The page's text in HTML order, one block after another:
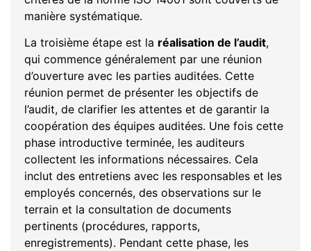
manière systématique.
La troisième étape est la réalisation de l’audit,
qui commence généralement par une réunion
d’ouverture avec les parties auditées. Cette
réunion permet de présenter les objectifs de
l’audit, de clarifier les attentes et de garantir la
coopération des équipes auditées. Une fois cette
phase introductive terminée, les auditeurs
collectent les informations nécessaires. Cela
inclut des entretiens avec les responsables et les
employés concernés, des observations sur le
terrain et la consultation de documents
pertinents (procédures, rapports,
enregistrements). Pendant cette phase, les